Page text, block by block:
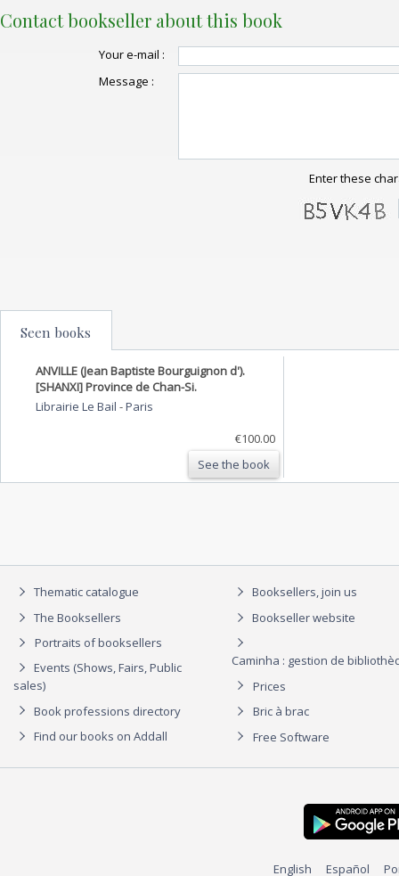
Contact bookseller about this book
Your e-mail :
Message :
Enter these
Seen books
ANVILLE (Jean Baptiste Bourguignon d').
[SHANXI] Province de Chan-Si.
Librairie Le Bail -Paris
€100.00
See the book
Thematic catalogue
The Booksellers
Portraits of booksellers
Events (Shows, Fairs, Public
sales)
Book professions directory
Find our books on Addall
Booksellers, join us
Bookseller website
Caminha : gestion de
Prices
Bric à brac
Free Software
English Español